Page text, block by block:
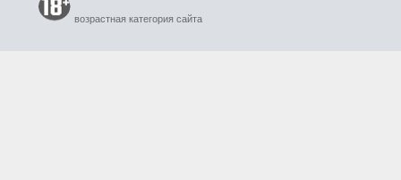
возрастная категория сайта